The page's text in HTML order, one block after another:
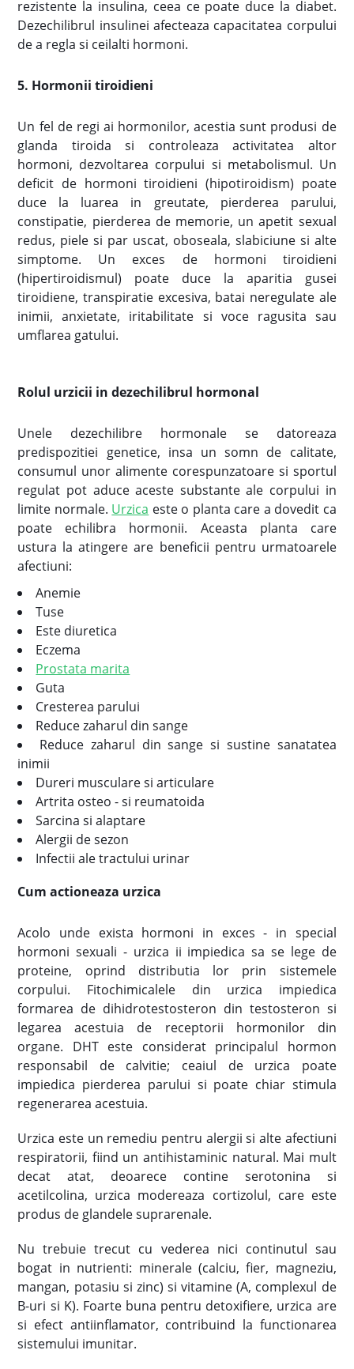
rezistente la insulina, ceea ce poate duce la diabet.
Dezechilibrul insulinei afecteaza capacitatea corpului
de a regla si ceilalti hormoni.
5. Hormonii tiroidieni
Un fel de regi ai hormonilor, acestia sunt produsi de
glanda tiroida si controleaza activitatea altor
hormoni, dezvoltarea corpului si metabolismul. Un
deficit de hormoni tiroidieni (hipotiroidism) poate
duce la luarea in greutate, pierderea parului,
constipatie, pierderea de memorie, un apetit sexual
redus, piele si par uscat, oboseala, slabiciune si alte
simptome. Un exces de hormoni tiroidieni
(hipertiroidismul) poate duce la aparitia gusei
tiroidiene, transpiratie excesiva, batai neregulate ale
inimii, anxietate, iritabilitate si voce ragusita sau
umflarea gatului.
Rolul urzicii in dezechilibrul hormonal
Unele dezechilibre hormonale se datoreaza
predispozitiei genetice, insa un somn de calitate,
consumul unor alimente corespunzatoare si sportul
regulat pot aduce aceste substante ale corpului in
limite normale. Urzica este o planta care a dovedit ca
poate echilibra hormonii. Aceasta planta care
ustura la atingere are beneficii pentru urmatoarele
afectiuni:
Anemie
Tuse
Este diuretica
Eczema
Prostata marita
Guta
Cresterea parului
Reduce zaharul din sange
Reduce zaharul din sange si sustine sanatatea
inimii
Dureri musculare si articulare
Artrita osteo - si reumatoida
Sarcina si alaptare
Alergii de sezon
Infectii ale tractului urinar
Cum actioneaza urzica
Acolo unde exista hormoni in exces - in special
hormoni sexuali - urzica ii impiedica sa se lege de
proteine, oprind distributia lor prin sistemele
corpului. Fitochimicalele din urzica impiedica
formarea de dihidrotestosteron din testosteron si
legarea acestuia de receptorii hormonilor din
organe. DHT este considerat principalul hormon
responsabil de calvitie; ceaiul de urzica poate
impiedica pierderea parului si poate chiar stimula
regenerarea acestuia.
Urzica este un remediu pentru alergii si alte afectiuni
respiratorii, fiind un antihistaminic natural. Mai mult
decat atat, deoarece contine serotonina si
acetilcolina, urzica modereaza cortizolul, care este
produs de glandele suprarenale.
Nu trebuie trecut cu vederea nici continutul sau
bogat in nutrienti: minerale (calciu, fier, magneziu,
mangan, potasiu si zinc) si vitamine (A, complexul de
B-uri si K). Foarte buna pentru detoxifiere, urzica are
si efect antiinflamator, contribuind la functionarea
sistemului imunitar.